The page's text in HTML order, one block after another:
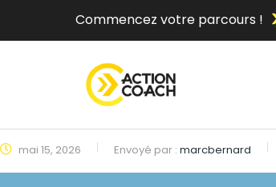
Commencez votre parcours !
mai 15, 2026 Envoyé par : marcbernard